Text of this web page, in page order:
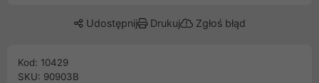
Udostępnij Drukuj Zgłoś błąd
Kod: 10429
SKU: 90903B